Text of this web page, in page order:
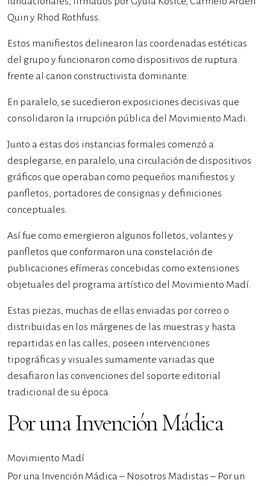
Quin y Rhod Rothfuss.
Estos manifiestos delinearon las coordenadas estéticas
del grupo y funcionaron como dispositivos de ruptura
frente al canon constructivista dominante.
En paralelo, se sucedieron exposiciones decisivas que
consolidaron la irrupción pública del Movimiento Madi.
Junto a estas dos instancias formales comenzó a
desplegarse, en paralelo, una circulación de dispositivos
gráficos que operaban como pequeños manifiestos y
panfletos, portadores de consignas y definiciones
conceptuales.
Así fue como emergieron algunos folletos, volantes y
panfletos que conformaron una constelación de
publicaciones efímeras concebidas como extensiones
objetuales del programa artístico del Movimiento Madí.
Estas piezas, muchas de ellas enviadas por correo o
distribuidas en los márgenes de las muestras y hasta
repartidas en las calles, poseen intervenciones
tipográficas y visuales sumamente variadas que
desafiaron las convenciones del soporte editorial
tradicional de su época.
Por una Invención Mádica
Movimiento Madí
Por una Invención Mádica – Nosotros Madistas – Por un